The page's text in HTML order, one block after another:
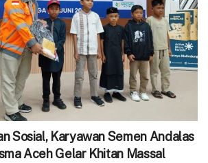
Sosial, Karyawan Semen Andalas
Aceh Gelar Khitan Massal